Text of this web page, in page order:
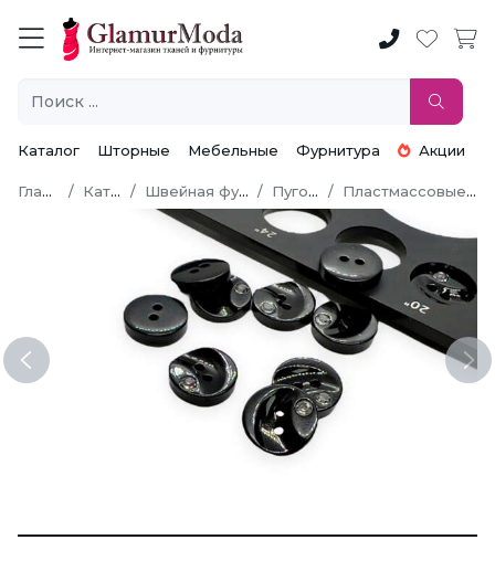
Каталог Шторные Мебельные Фурнитура Акции
Главная Каталог Швейная фурнитура Пуговицы Пластмассовые пуговицы
Previous